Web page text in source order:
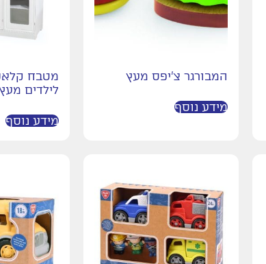
המבורגר צ'יפס מעץ
מידע נוסף
מטבח
לילדים
מידע נוסף